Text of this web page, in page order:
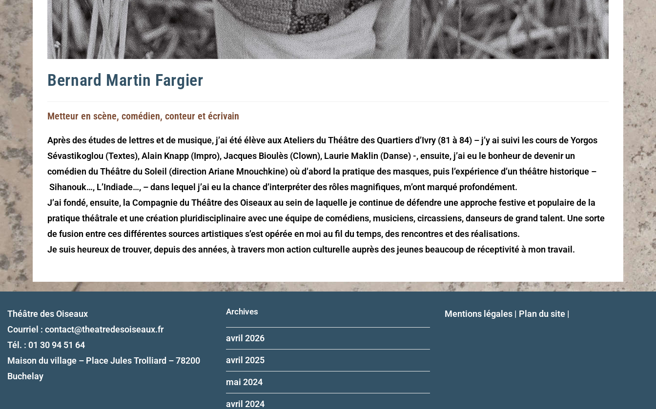
Bernard Martin Fargier
Metteur en scène, comédien, conteur et écrivain
Après des études de lettres et de musique, j’ai été élève aux Ateliers du Théâtre des Quartiers d’Ivry (81 à 84) – j’y ai suivi les cours de Yorgos
Sévastikoglou (Textes), Alain Knapp (Impro), Jacques Bioulès (Clown), Laurie Maklin (Danse) -, ensuite, j’ai eu le bonheur de devenir un
comédien du Théâtre du Soleil (direction Ariane Mnouchkine) où d’abord la pratique des masques, puis l’expérience d’un théâtre historique –
Sihanouk…, L’Indiade…, – dans lequel j’ai eu la chance d’interpréter des rôles magnifiques, m’ont marqué profondément.
J’ai fondé, ensuite, la Compagnie du Théâtre des Oiseaux au sein de laquelle je continue de défendre une approche festive et populaire de la
pratique théâtrale et une création pluridisciplinaire avec une équipe de comédiens, musiciens, circassiens, danseurs de grand talent. Une sorte
de fusion entre ces différentes sources artistiques s’est opérée en moi au fil du temps, des rencontres et des réalisations.
Je suis heureux de trouver, depuis des années, à travers mon action culturelle auprès des jeunes beaucoup de réceptivité à mon travail.
Théâtre des Oiseaux
Courriel : contact@theatredesoiseaux.fr
Tél. : 01 30 94 51 64
Maison du village – Place Jules Trolliard – 78200
Buchelay
Archives
avril 2026
avril 2025
mai 2024
avril 2024
Mentions légales | Plan du site |